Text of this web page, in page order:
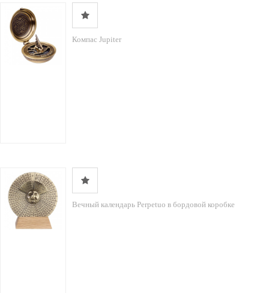
Компас Jupiter
Вечный календарь Perpetuo в бордовой коробке